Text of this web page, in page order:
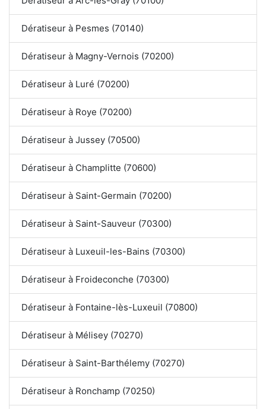
Dératiseur à Pesmes (70140)
Dératiseur à Magny-Vernois (70200)
Dératiseur à Luré (70200)
Dératiseur à Roye (70200)
Dératiseur à Jussey (70500)
Dératiseur à Champlitte (70600)
Dératiseur à Saint-Germain (70200)
Dératiseur à Saint-Sauveur (70300)
Dératiseur à Luxeuil-les-Bains (70300)
Dératiseur à Froideconche (70300)
Dératiseur à Fontaine-lès-Luxeuil (70800)
Dératiseur à Mélisey (70270)
Dératiseur à Saint-Barthélemy (70270)
Dératiseur à Ronchamp (70250)